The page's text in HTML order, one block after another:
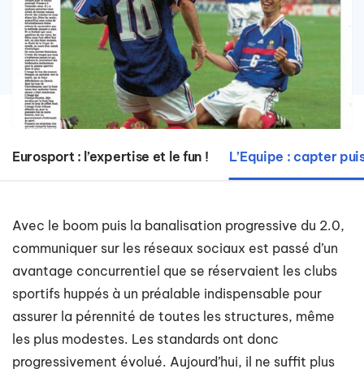
Eurosport : l’expertise et le fun ! L’Equipe : capter
Avec le boom puis la banalisation progressive du 2.0,
communiquer sur les réseaux sociaux est passé d’un
avantage concurrentiel que se réservaient les clubs
sportifs huppés à un préalable indispensable pour
assurer la pérennité de toutes les structures, même
les plus modestes. Les standards ont donc
progressivement évolué. Aujourd’hui, il ne suffit plus